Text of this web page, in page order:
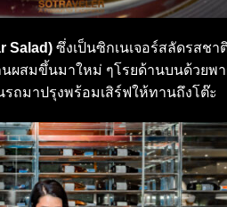
Salad) ซึ่งเป็นซิกเนเจอร์สลัดรสช
สมขึ้นมาใหม่ ๆโรยด้านบนด้วยพ
ถมาปรุงพร้อมเสิร์ฟให้ทานถึงโต๊ะ